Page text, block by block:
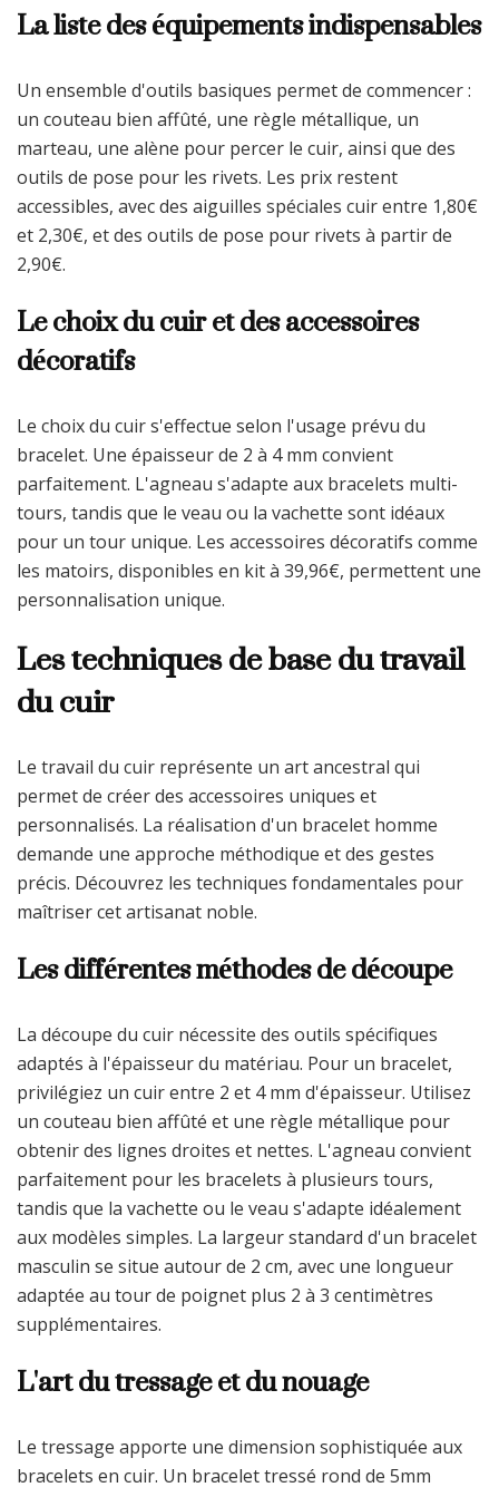
La liste des équipements indispensables
Un ensemble d'outils basiques permet de commencer :
un couteau bien affûté, une règle métallique, un
marteau, une alène pour percer le cuir, ainsi que des
outils de pose pour les rivets. Les prix restent
accessibles, avec des aiguilles spéciales cuir entre 1,80€
et 2,30€, et des outils de pose pour rivets à partir de
2,90€.
Le choix du cuir et des accessoires
décoratifs
Le choix du cuir s'effectue selon l'usage prévu du
bracelet. Une épaisseur de 2 à 4 mm convient
parfaitement. L'agneau s'adapte aux bracelets multi-
tours, tandis que le veau ou la vachette sont idéaux
pour un tour unique. Les accessoires décoratifs comme
les matoirs, disponibles en kit à 39,96€, permettent une
personnalisation unique.
Les techniques de base du travail
du cuir
Le travail du cuir représente un art ancestral qui
permet de créer des accessoires uniques et
personnalisés. La réalisation d'un bracelet homme
demande une approche méthodique et des gestes
précis. Découvrez les techniques fondamentales pour
maîtriser cet artisanat noble.
Les différentes méthodes de découpe
La découpe du cuir nécessite des outils spécifiques
adaptés à l'épaisseur du matériau. Pour un bracelet,
privilégiez un cuir entre 2 et 4 mm d'épaisseur. Utilisez
un couteau bien affûté et une règle métallique pour
obtenir des lignes droites et nettes. L'agneau convient
parfaitement pour les bracelets à plusieurs tours,
tandis que la vachette ou le veau s'adapte idéalement
aux modèles simples. La largeur standard d'un bracelet
masculin se situe autour de 2 cm, avec une longueur
adaptée au tour de poignet plus 2 à 3 centimètres
supplémentaires.
L'art du tressage et du nouage
Le tressage apporte une dimension sophistiquée aux
bracelets en cuir. Un bracelet tressé rond de 5mm